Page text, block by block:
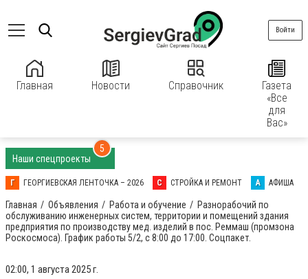
Главная Новости Справочник
Газета
«Все
для
Вас»
Войти
Наши спецпроекты
5
Г ГЕОРГИЕВСКАЯ ЛЕНТОЧКА – 2026 С СТРОЙКА И РЕМОНТ А АФИША
Главная Объявления Работа и обучение
Разнорабочий по
обслуживанию инженерных систем, территории и помещений здания
предприятия по производству мед. изделий в пос. Реммаш (промзона
Роскосмоса). График работы 5/2, с 8:00 до 17:00. Соцпакет.
02:00, 1 августа 2025 г.